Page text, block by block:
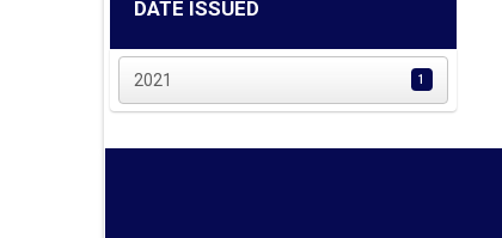
DATE ISSUED
2021 1